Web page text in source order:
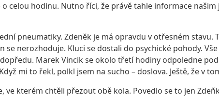
celou hodinu. Nutno říci, že právě tahle informace našim
pneumatiky. Zdeněk je má opravdu v otřesném stavu.
nerozhoduje. Kluci se dostali do psychické pohody.
Marek Vincik se okolo třetí hodiny odpoledne
mi to řekl, polkl jsem na sucho – doslova. Ještě, že v
kterém chtěli přezout obě kola. Povedlo se to jen